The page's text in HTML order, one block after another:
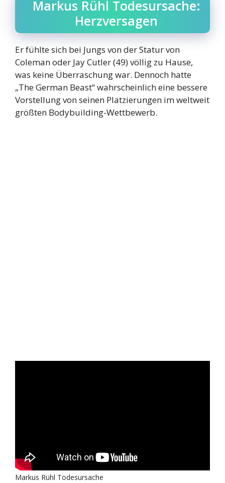
Markus Rühl Todesursache:
Herzversagen
Er fühlte sich bei Jungs von der Statur von
Coleman oder Jay Cutler (49) völlig zu Hause,
was keine Überraschung war. Dennoch hatte
„The German Beast“ wahrscheinlich eine bessere
Vorstellung von seinen Platzierungen im weltweit
größten Bodybuilding-Wettbewerb.
Markus Rühl Todesursache